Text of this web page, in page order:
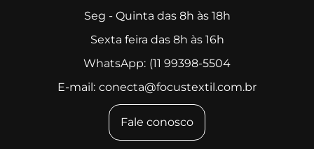
Seg - Quinta das 8h às 18h
Sexta feira das 8h às 16h
WhatsApp: (11 99398-5504
E-mail: conecta@focustextil.com.br
Fale conosco